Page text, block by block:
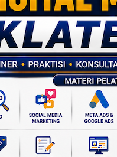
Narasumber
Digital Marketing
Klaten: Membantu
UMKM dan SDM
Lokal Naik Kelas
Melalui Strategi
Digital
Setiap daerah memiliki
potensi ekonomi yang
berbeda, dan Klaten
adalah…